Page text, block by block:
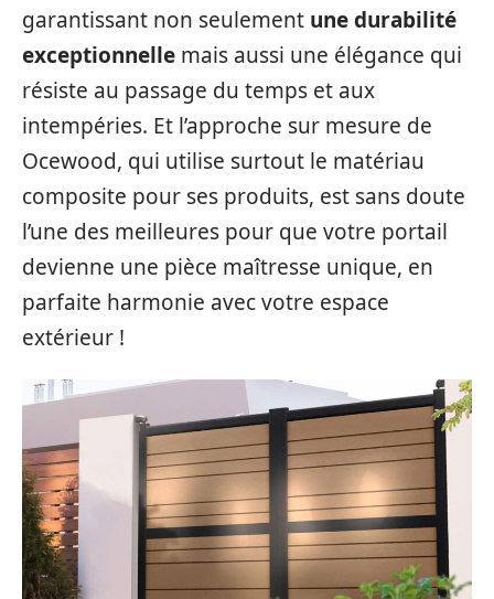
garantissant non seulement une durabilité
exceptionnelle mais aussi une élégance qui
résiste au passage du temps et aux
intempéries. Et l’approche sur mesure de
Ocewood, qui utilise surtout le matériau
composite pour ses produits, est sans doute
l’une des meilleures pour que votre portail
devienne une pièce maîtresse unique, en
parfaite harmonie avec votre espace
extérieur !